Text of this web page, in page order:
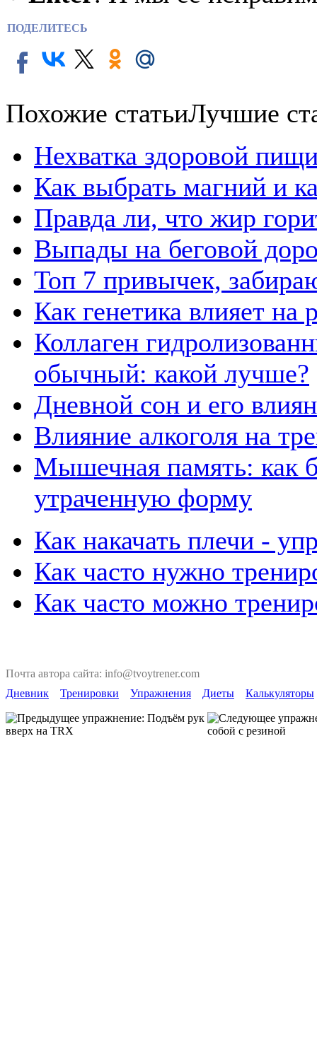
ПОДЕЛИТЕСЬ
Похожие статьиЛучшие
Нехватка здоровой
Как выбрать магний и
Правда ли, что жир
Выпады на беговой
Топ 7 привычек,
Как генетика влияет
Коллаген
обычный: какой лучше?
Дневной сон и его
Влияние алкоголя на
Мышечная память: как
утраченную форму
Как накачать плечи -
Как часто нужно
Как часто можно
Почта автора сайта: info@tvoytrener.com
Дневник
Тренировки Упражнения Диеты Калькуляторы